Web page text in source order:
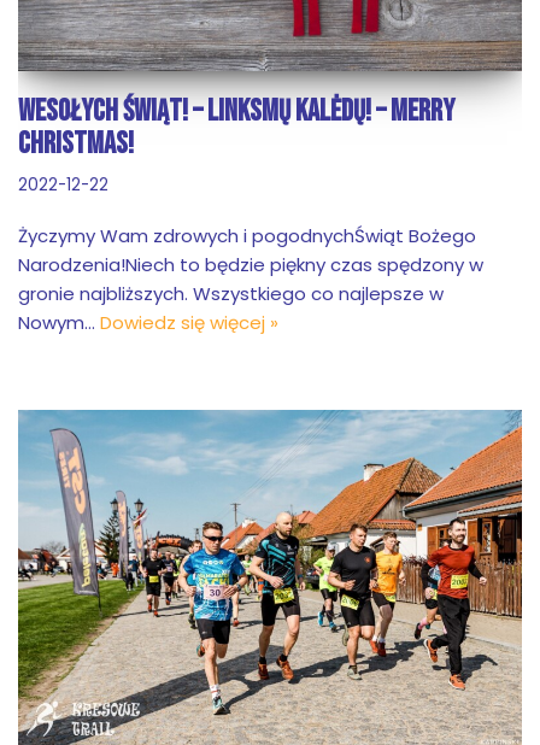
WESOŁYCH ŚWIĄT! – LINKSMŲ KALĖDŲ! – MERRY
CHRISTMAS!
2022-12-22
Życzymy Wam zdrowych i pogodnychŚwiąt Bożego
Narodzenia!Niech to będzie piękny czas spędzony w
gronie najbliższych. Wszystkiego co najlepsze w
Nowym… Dowiedz się więcej »